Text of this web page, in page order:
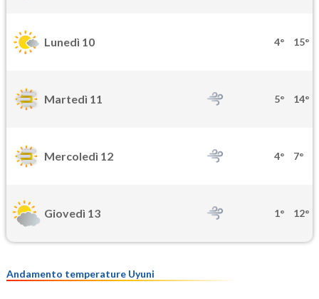
Lunedì 10 4° 15°
Martedì 11 5° 14°
Mercoledì 12 4° 7°
Giovedì 13 1° 12°
Andamento temperature Uyuni